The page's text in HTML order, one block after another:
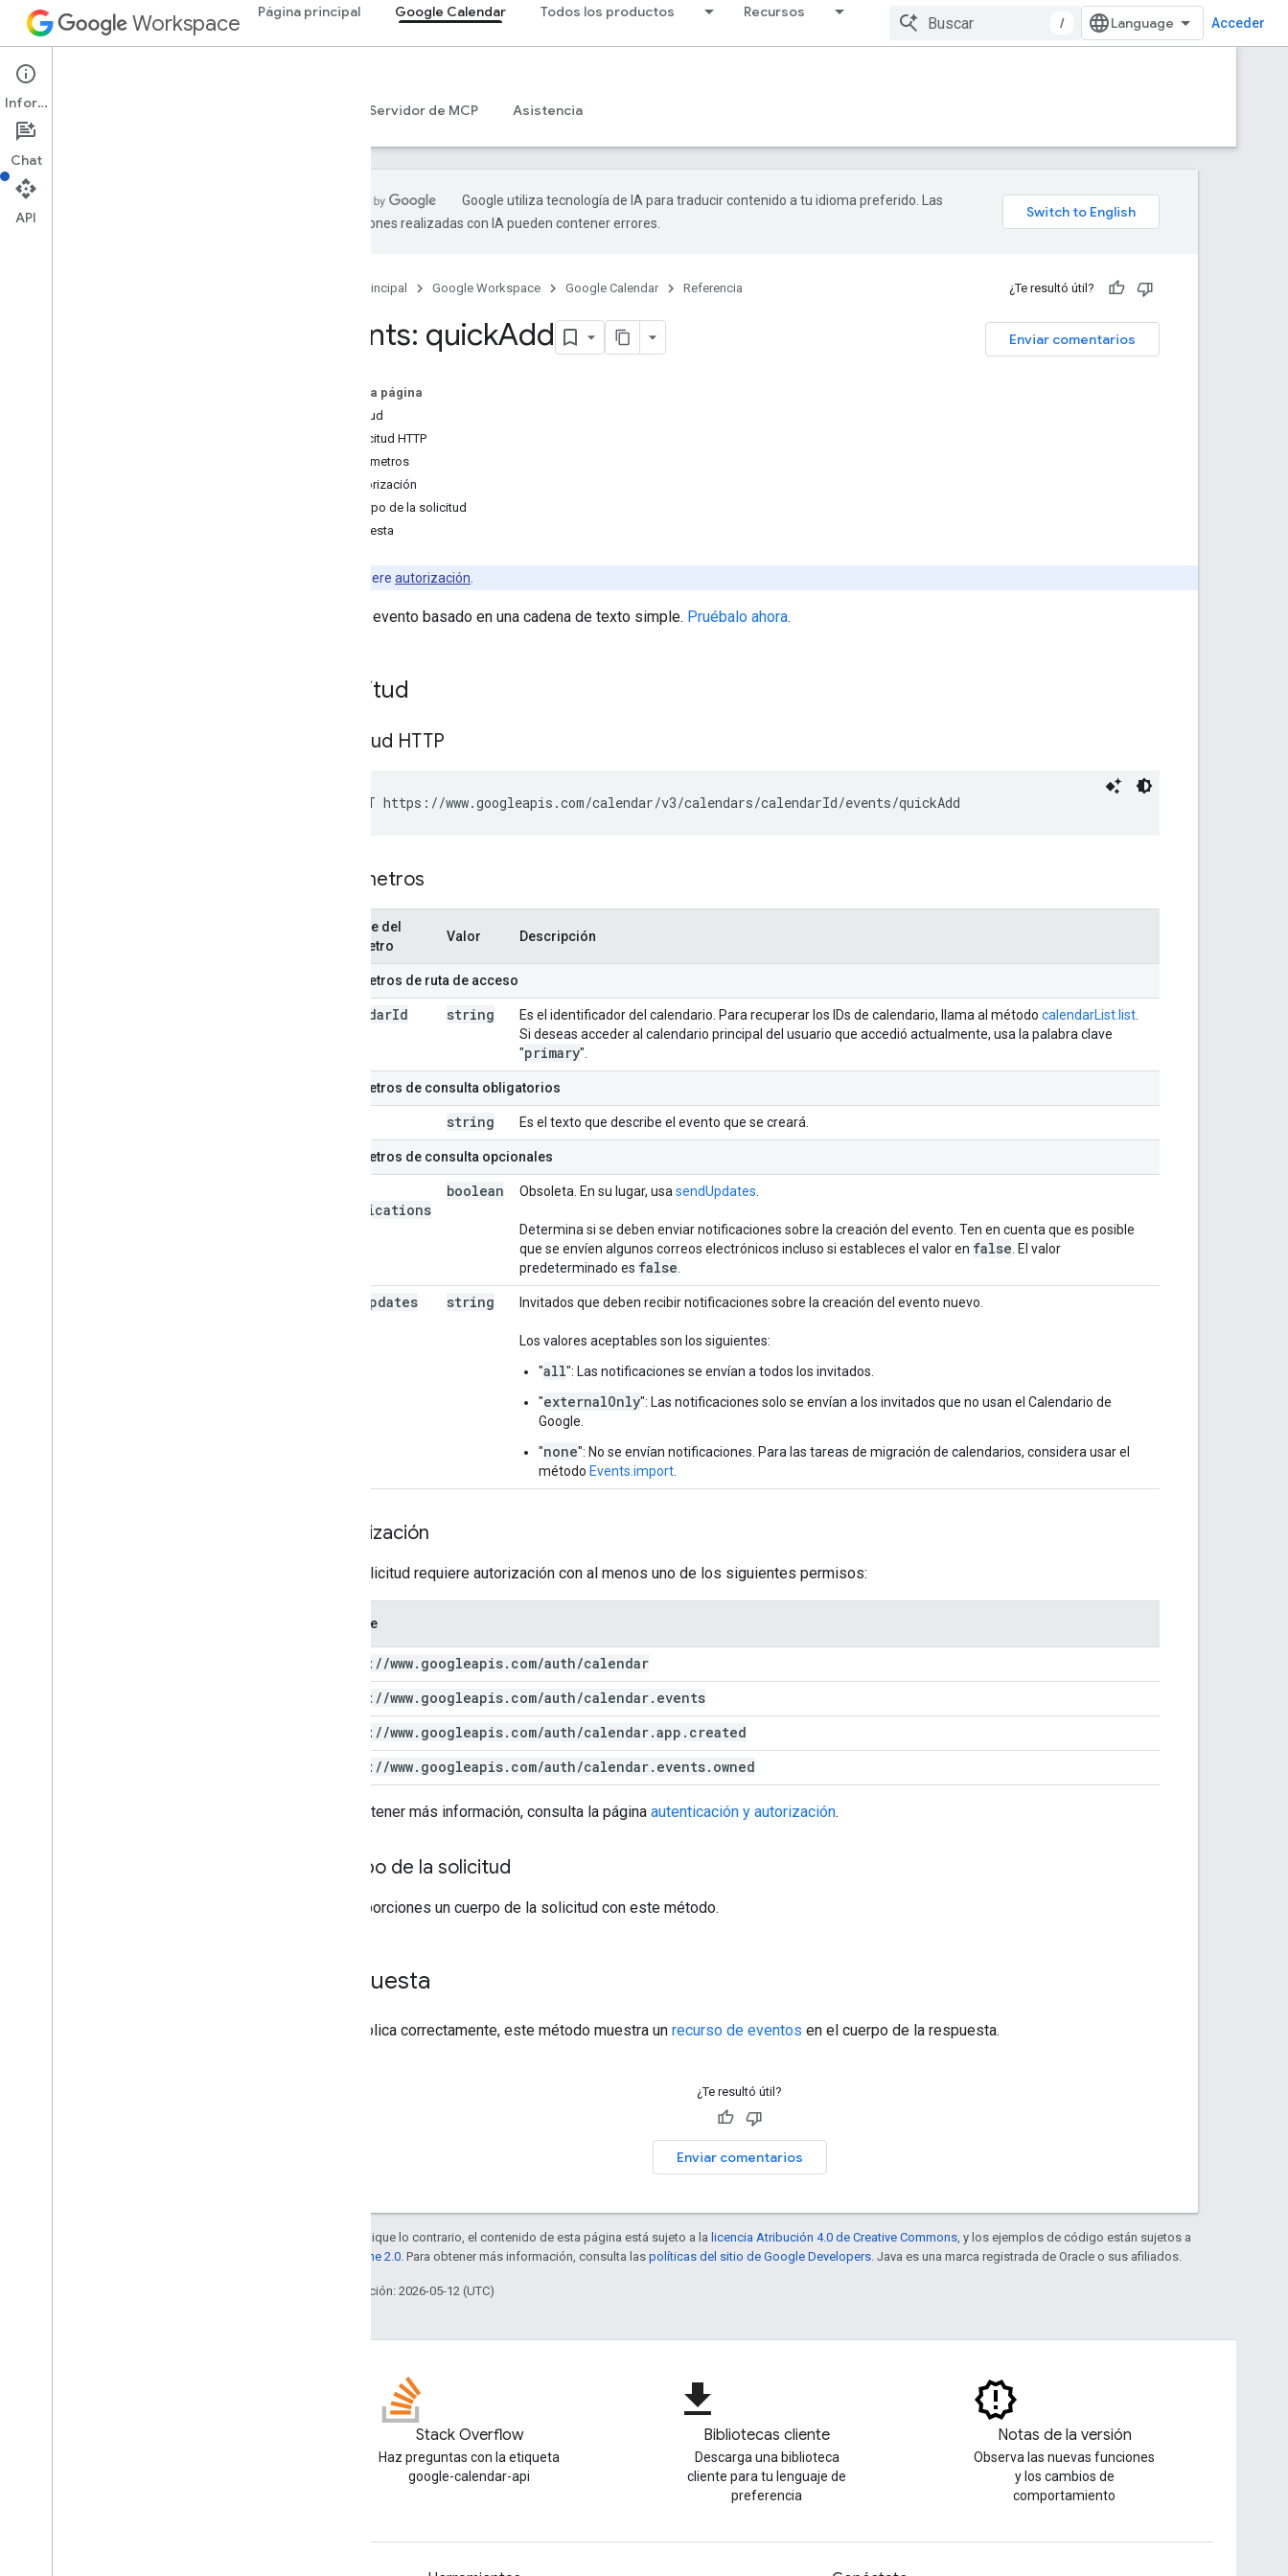
Workspace Página principal Google Calendar Todos los productos Recursos
/ Acceder
Google Calendar
Descripción general Servidor de MCP Asistencia
Google utiliza tecnología de IA para traducir contenido a tu idioma preferido. Las
traducciones realizadas con IA pueden contener errores.
Página principal Google Workspace Google Calendar Referencia ¿Te resultó útil?
Enviar comentarios
Events: quickAdd
En esta página
Solicitud
Solicitud HTTP
Parámetros
Autorización
Cuerpo de la solicitud
Respuesta
requiere autorización
Crea un evento basado en una cadena de texto simple. Pruébalo ahora.
Solicitud
Solicitud HTTP
POST https://www.googleapis.com/calendar/v3/calendars/calendarId/events/quickAdd
Parámetros
Nombre del
parámetro
Valor Descripción
Parámetros de ruta de acceso
calendarId string Es el identificador del calendario. Para recuperar los IDs de calendario, llama al método calendarList.list
Si deseas acceder al calendario principal del usuario que accedió actualmente, usa la palabra clave
"primary".
Parámetros de consulta obligatorios
string Es el texto que describe el evento que se creará.
Parámetros de consulta opcionales
Notifications
boolean Obsoleta. En su lugar, usa sendUpdates
Determina si se deben enviar notificaciones sobre la creación del evento. Ten en cuenta que es posible
que se envíen algunos correos electrónicos incluso si estableces el valor en false . El valor
predeterminado es false
Updates string Invitados que deben recibir notificaciones sobre la creación del evento nuevo.
Los valores aceptables son los siguientes:
"all": Las notificaciones se envían a todos los invitados.
"externalOnly": Las notificaciones solo se envían a los invitados que no usan el Calendario de
Google.
"none": No se envían notificaciones. Para las tareas de migración de calendarios, considera usar el
método Events.import
Autorización
Esta solicitud requiere autorización con al menos uno de los siguientes permisos:
Alcance
https: //www. googleapis. com/auth/calendar
https: //www. googleapis. com/auth/calendar. events
https: //www. googleapis. com/auth/calendar.app . created
https: //www. googleapis. com/auth/calendar. events. owned
Para obtener más información, consulta la página autenticación y autorización.
Cuerpo de la solicitud
No proporciones un cuerpo de la solicitud con este método.
Respuesta
Si se aplica correctamente, este método muestra un recurso de eventos en el cuerpo de la respuesta.
¿Te resultó útil?
Enviar comentarios
Salvo que se indique lo contrario, el contenido de esta página está sujeto a la licencia Atribución 4.0 de Creative Commons , y los ejemplos de código están sujetos a
licencia Apache 2.0 . Para obtener más información, consulta las políticas del sitio de Google Developers . Java es una marca registrada de Oracle o sus afiliados.
Última actualización: 2026-05-12 (UTC)
Stack Overflow
Haz preguntas con la etiqueta
google-calendar-api
file_download
Bibliotecas cliente
Descarga una biblioteca
cliente para tu lenguaje de
preferencia
Notas de la versión
Observa las nuevas funciones
y los cambios de
comportamiento
Información
Chat
API